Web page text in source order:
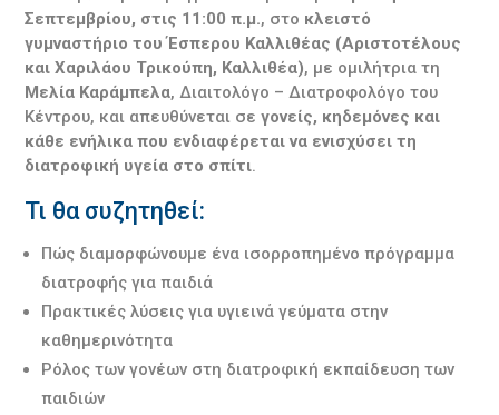
Σεπτεμβρίου, στις 11:00 π.μ., στο κλειστό
γυμναστήριο του Έσπερου Καλλιθέας (Αριστοτέλους
και Χαριλάου Τρικούπη, Καλλιθέα), με ομιλήτρια τη
Μελία Καράμπελα, Διαιτολόγο – Διατροφολόγο του
Κέντρου, και απευθύνεται σεγονείς, κηδεμόνες και
κάθε ενήλικα που ενδιαφέρεται να ενισχύσει τη
διατροφική υγεία στο σπίτι.
Τι θα συζητηθεί:
Πώς διαμορφώνουμε ένα ισορροπημένο πρόγραμμα
διατροφής για παιδιά
Πρακτικές λύσεις για υγιεινά γεύματα στην
καθημερινότητα
Ρόλος των γονέων στη διατροφική εκπαίδευση των
παιδιών